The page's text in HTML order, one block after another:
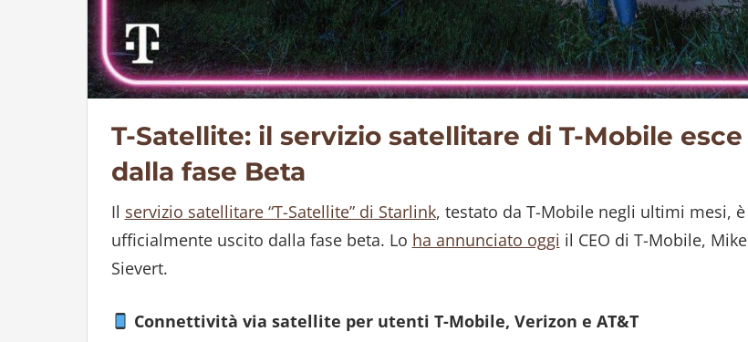
T-Satellite: il servizio satellitare di T-Mobile esce
dalla fase Beta
Il servizio satellitare “T-Satellite” di Starlink, testato da T-Mobile negli ultimi mesi, è
ufficialmente uscito dalla fase beta. Lo ha annunciato oggi il CEO di T-Mobile, Mike
Sievert.
Connettività via satellite per utenti T-Mobile, Verizon e AT&T